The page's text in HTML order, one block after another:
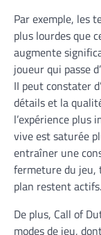
Par exemple, les
plus lourdes que
augmente
joueur qui passe
II peut constater
détails et la
l’expérience plus
vive est saturée
entraîner une
fermeture du jeu,
plan restent actifs.
De plus, Call of
modes de jeu,